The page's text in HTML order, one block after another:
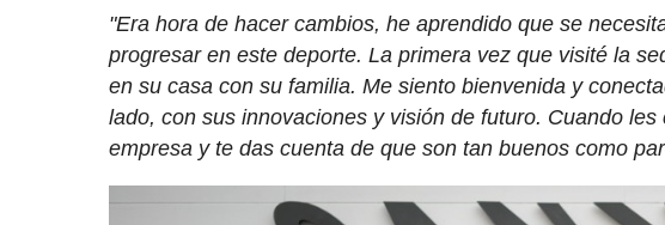
"Era hora de hacer cambios, he aprendido que se
progresar en este deporte. La primera vez que visité la
en su casa con su familia. Me siento bienvenida y
lado, con sus innovaciones y visión de futuro. Cuando
empresa y te das cuenta de que son tan buenos como